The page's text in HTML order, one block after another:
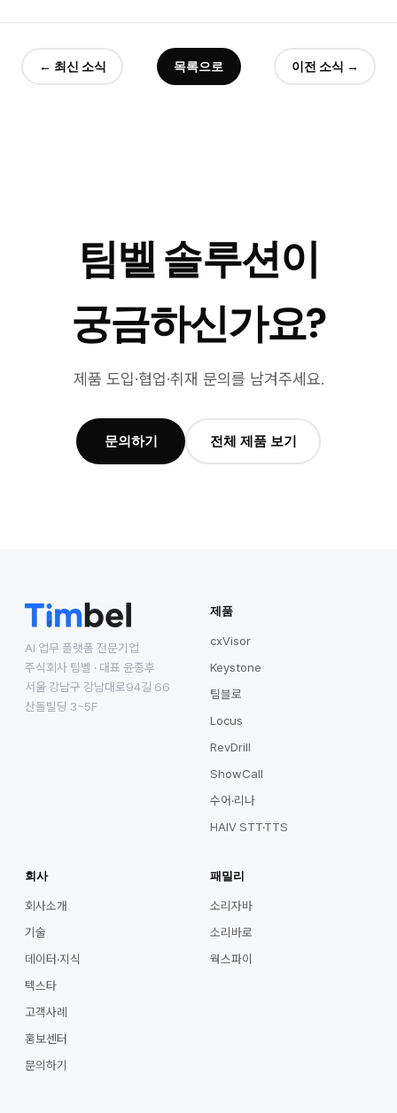
← 최신 소식 목록으로 이전 소식 →
팀벨 솔루션이
궁금하신가요?
제품 도입·협업·취재 문의를 남겨주세요.
문의하기 전체 제품 보기
AI 업무 플랫폼 전문기업
주식회사 팀벨 · 대표 윤종후
서울 강남구 강남대로94길 66
산돌빌딩 3~5F
제품
cxVisor
Keystone
팀블로
Locus
RevDrill
ShowCall
수어·리나
HAIV STT·TTS
회사
회사소개
기술
데이터·지식
텍스타
고객사례
홍보센터
문의하기
패밀리
소리자바
소리바로
웍스파이